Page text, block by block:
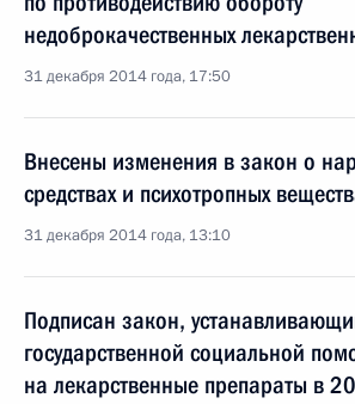
недоброкачественных
31 декабря 2014 года, 17:50
Внесены изменения в закон о
средствах и психотропных
31 декабря 2014 года, 13:10
Подписан закон,
государственной социальной
на лекарственные препараты в